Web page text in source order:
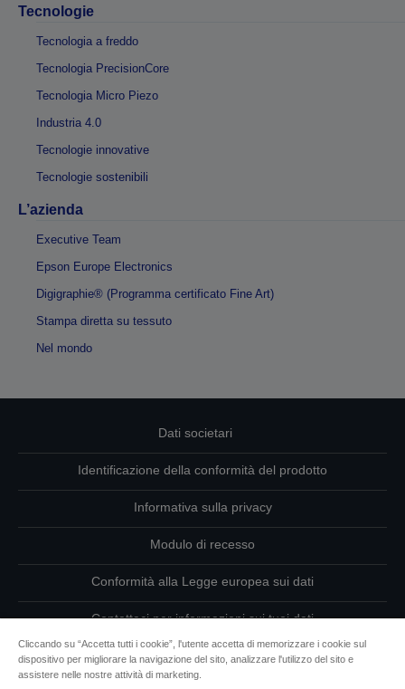
Tecnologie
Tecnologia a freddo
Tecnologia PrecisionCore
Tecnologia Micro Piezo
Industria 4.0
Tecnologie innovative
Tecnologie sostenibili
L’azienda
Executive Team
Epson Europe Electronics
Digigraphie® (Programma certificato Fine Art)
Stampa diretta su tessuto
Nel mondo
Dati societari
Identificazione della conformità del prodotto
Informativa sulla privacy
Modulo di recesso
Conformità alla Legge europea sui dati
Contattaci per informazioni sui tuoi dati
Informazioni sui cookie
Cliccando su “Accetta tutti i cookie”, l'utente accetta di memorizzare i cookie sul
dispositivo per migliorare la navigazione del sito, analizzare l'utilizzo del sito e
assistere nelle nostre attività di marketing.